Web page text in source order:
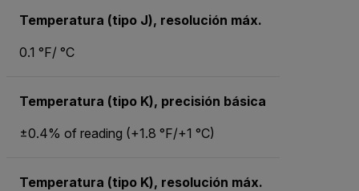
Temperatura (tipo J), resolución máx.
0.1 °F/ °C
Temperatura (tipo K), precisión básica
±0.4% of reading (+1.8 °F/+1 °C)
Temperatura (tipo K), resolución máx.